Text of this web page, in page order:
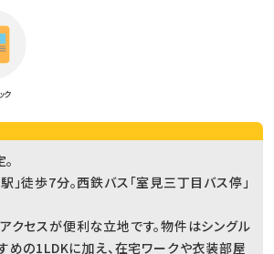
ク
」徒歩7分。西鉄バス「室見三丁目バス停」
クセスが便利な立地です。物件はシングル
めの1LDKに加え、在宅ワークや衣装部屋